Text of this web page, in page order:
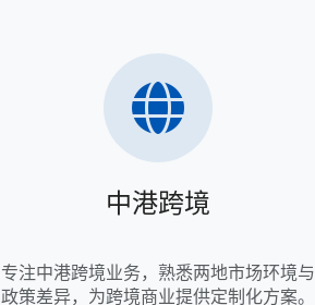
中港跨境
专注中港跨境业务，熟悉两地市场环境与
政策差异，为跨境商业提供定制化方案。